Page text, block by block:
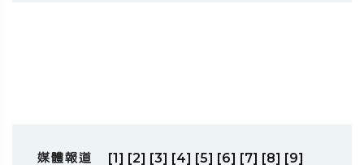
媒體報道 [1] [2] [3] [4] [5] [6] [7] [8] [9]